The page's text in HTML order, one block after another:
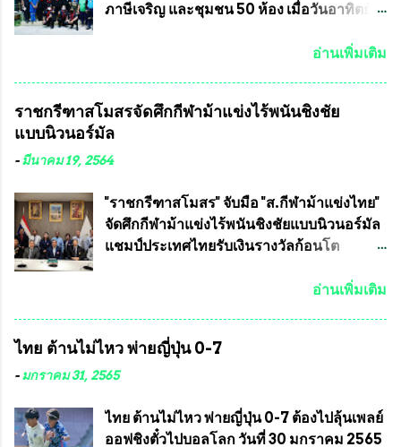
กรรมการการเลือกตั้งถือเป็นองค์กรอิสระตาม
ประชานาถ และ ประธานอำนวยการจัดการ
ถ้วยพระราชทาน สมเด็จพระเจ้าอยู่หัว มหา
อำนวยการจัดการแข่งขัน และ นายวีรยุทธ
สวัสดี ประธานคณะกรรมการจัดการแข่งขัน
และคณะทำงาน ได้ร่วมกันประชุมหารือ
อายุ ชิงแชมป์ประเทศไทย ครั้งที่ 1 ประจำปี
2564 กำหนดแข่งขันระหว่างวันที่ 24
เมษายน จนถึงว...
ภาษีเจริญ และชุมชน 50 ห้อง เมื่อวันอาทิตย์ที่
ปักธงชัย กรุงเทพมหานครโดย พันเอกสมศักดิ์
กรุงเทพมหานคร ได้เป็นประธาน แจก
ข้าวสาร อาหารแห้ง ให้กับพี่น้องชุมชนชาว
คลองลัดภาชี เขตภาษีเจริญ และชุมชน 50
ทีมงาน ต้องขออภัย ที่ไม่ได้เอ่ยชื่อเต็มสังกัด
เพราะท่านขอสงวนเอาไว้ พันอากาศเอก ทอง
อินทร์ พรหมสุวรรณ ท่านรองกัมปนาท ผู้ร่วม
ครั้งนี้ได้ เนื่องจาก ติดธุระเร่งด่วน จึงได้มอบ
ความสงบเรียบร้อย นางฉวีวรรณ ตระกูลธรรม
ประธานชุมชน คลองลัดภาชีเขตภาษีเจริญ
สท.ทพ. สมนึก ปัทมาลัยที่ปรึกษา และการแจก
ความ ร้องขอจากประธานชุมชนคลองลัดภาชี
เขตภาษีเจริญ !!พี่น้องชุมชนได้รับความเดือด
อ่านเพิ่มเติม
ราชกรีฑาสโมสรจัดศึกกีฬาม้าแข่งไร้พนันชิงชัย
แบบนิวนอร์มัล
-มีนาคม 19, 2564
"ราชกรีฑาสโมสร" จับมือ "ส.กีฬาม้าแข่งไทย"
จัดศึกกีฬาม้าแข่งไร้พนันชิงชัยแบบนิวนอร์มัล
แชมป์ประเทศไทยรับเงินรางวัลก้อนโต
พล.อ.วิชญ เทพหัสดิน ณ อยุธยา นายกสมาคม
จัดการแข่งขันร่วมกัน ระหว่างสมาคม
ราชกรีฑาสโมสร กับ สมาคมกีฬาม้าแข่งไทย
ที่ห้องประชุมมูลนิธิโอลิมปิคไทย (บ้าน
นนท์ ประธานคณะกรรมการอำนวยการแข่ง
ม้า พร้อมด้วย นายเต็มสุข สุวรรณศร
อ่านเพิ่มเติม
ไทย ต้านไม่ไหว พ่ายญี่ปุ่น 0-7
-มกราคม 31, 2565
ไทย ต้านไม่ไหว พ่ายญี่ปุ่น 0-7 ต้องไปลุ้นเพลย์
ออฟชิงตั๋วไปบอลโลก วันที่ 30 มกราคม 2565